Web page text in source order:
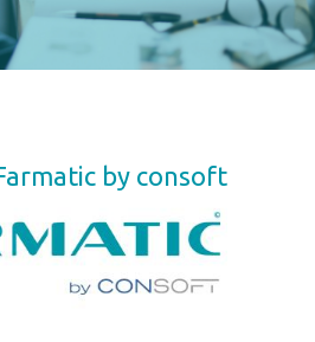
by consoft